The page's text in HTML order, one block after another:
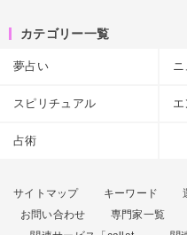
カテゴリー一覧
夢占い
スピリチュアル
占術
サイトマップ キーワード
お問い合わせ
専門家一覧